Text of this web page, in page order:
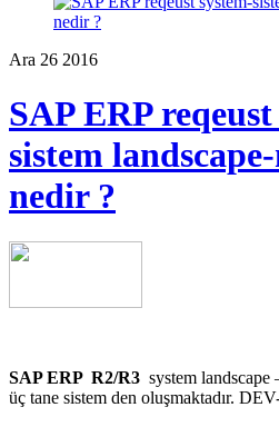
Ara 26 2016
SAP ERP
sistem
nedir ?
SAP ERP R2/R3 system landscape
üç tane sistem den oluşmaktadır.